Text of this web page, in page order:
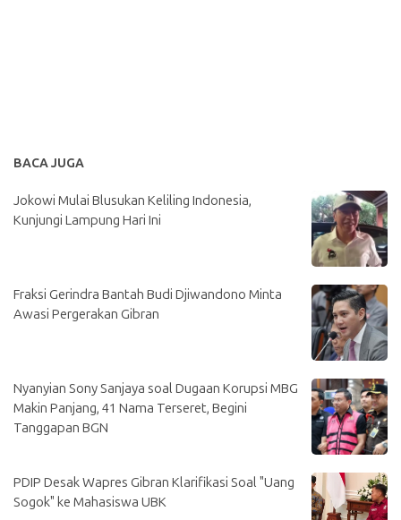
BACA JUGA
Jokowi Mulai Blusukan Keliling Indonesia,
Kunjungi Lampung Hari Ini
Fraksi Gerindra Bantah Budi Djiwandono Minta
Awasi Pergerakan Gibran
Nyanyian Sony Sanjaya soal Dugaan Korupsi MBG
Makin Panjang, 41 Nama Terseret, Begini
Tanggapan BGN
PDIP Desak Wapres Gibran Klarifikasi Soal "Uang
Sogok" ke Mahasiswa UBK